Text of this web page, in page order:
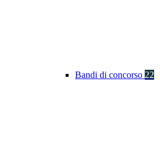
Bandi di concorso 22